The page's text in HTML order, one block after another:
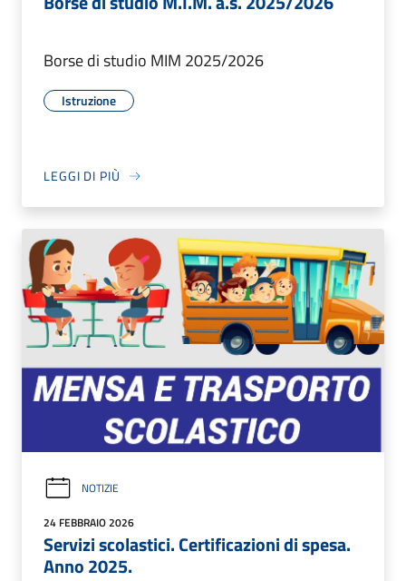
Borse di studio MIM 2025/2026
Istruzione
LEGGI DI PIÙ
NOTIZIE
24 FEBBRAIO 2026
Servizi scolastici. Certificazioni di spesa.
Anno 2025.